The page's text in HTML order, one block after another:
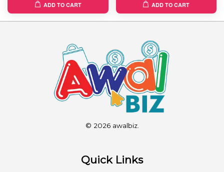
ADD TO CART ADD TO CART
© 2026 awalbiz.
Quick Links